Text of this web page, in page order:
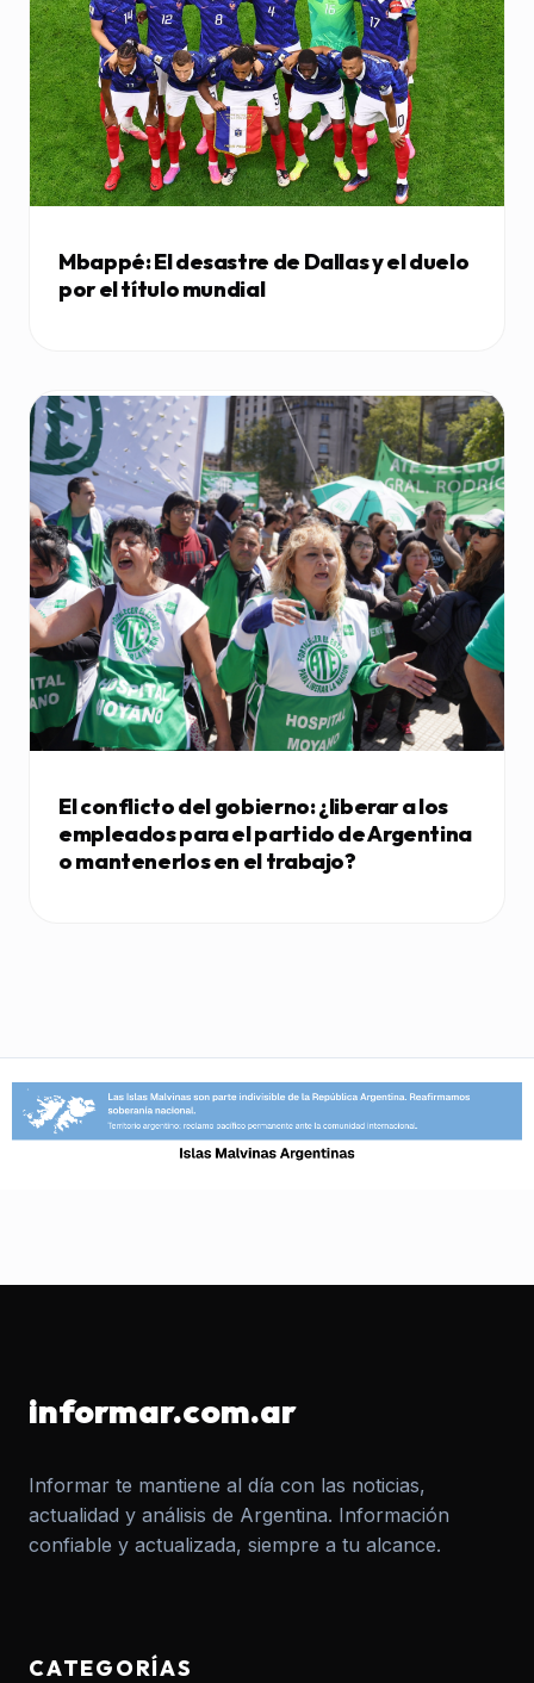
Mbappé: El desastre de Dallas y el duelo
por el título mundial
El conflicto del gobierno: ¿liberar a los
empleados para el partido de Argentina
o mantenerlos en el trabajo?
informar.com.ar
Informar te mantiene al día con las noticias,
actualidad y análisis de Argentina. Información
confiable y actualizada, siempre a tu alcance.
CATEGORÍAS